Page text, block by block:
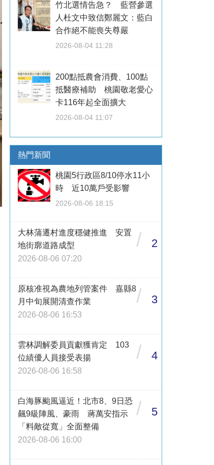
竹北選情告急？ 藍營參選
人杜文中致信鄭麗文：藍白
合作絕不能喪失尊嚴
2026-08-04 11:28
200點抵農會消費、100點
抵醫療補助 桃園敬老愛心
卡116年起全面擴大
2026-08-04 11:07
熱門新聞
桃園5行政區8/10停水11小
時 近10萬戶受影響
2026-08-06 18:15
大林蒲遷村進度穩健推進 安置
地街廓道路成型
2026-08-06 07:20
/ 2
原核准視為農地列管案件 嘉縣8
月中旬展開清查作業
2026-08-06 16:53
/ 3
雲林調解委員貢獻獲肯定 103
位績優人員接受表揚
2026-08-06 16:58
/ 4
白海豚颱風逼近！北市8、9日恐
飆9級陣風、豪雨 蔣萬安指示
「料敵從寬」全面整備
2026-08-06 16:00
/ 5